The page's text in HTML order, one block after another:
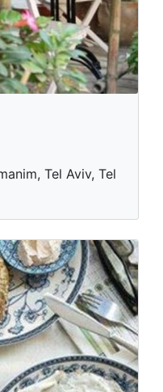
Tel Aviv, Tel